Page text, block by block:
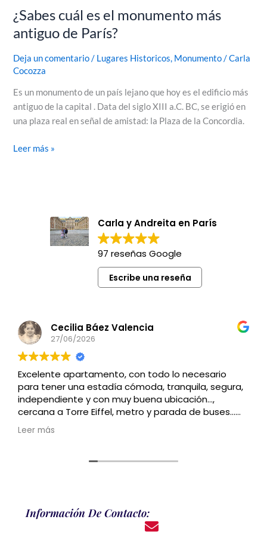
¿Sabes cuál es el monumento más
antiguo de París?
Deja un comentario / Lugares Historicos, Monumento/Carla
Cocozza
Es un monumento de un país lejano que hoy es el edificio más
antiguo de la capital . Data del siglo XIII a.C. BC, se erigió en
una plaza real en señal de amistad: la Plaza de la Concordia.
Leer más »
Carla y Andreita en París
97 reseñas Google
Escribe una reseña
Cecilia Báez Valencia
27/06/2026
Excelente apartamento, con todo lo necesario
para tener una estadía cómoda, tranquila, segura,
independiente y con muy buena ubicación…,
cercana a Torre Eiffel, metro y parada de buses…
Recomendado
Leer más
Información De Contacto: